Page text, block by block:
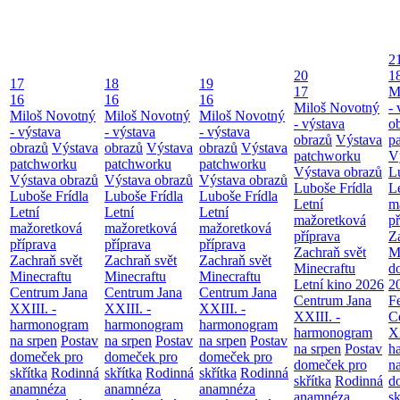
17
16
Miloš Novotný
- výstava
obrazů Výstava
patchworku
Výstava obrazů
Luboše Frídla
Letní
mažoretková
příprava
Zachraň svět
Minecraftu
Centrum Jana
XXIII. -
harmonogram
na srpen Postav
domeček pro
skřítka Rodinná
anamnéza
18
16
Miloš Novotný
- výstava
obrazů Výstava
patchworku
Výstava obrazů
Luboše Frídla
Letní
mažoretková
příprava
Zachraň svět
Minecraftu
Centrum Jana
XXIII. -
harmonogram
na srpen Postav
domeček pro
skřítka Rodinná
anamnéza
19
16
Miloš Novotný
- výstava
obrazů Výstava
patchworku
Výstava obrazů
Luboše Frídla
Letní
mažoretková
příprava
Zachraň svět
Minecraftu
Centrum Jana
XXIII. -
harmonogram
na srpen Postav
domeček pro
skřítka Rodinná
anamnéza
20
17
Miloš Novotný
- výstava
obrazů Výstava
patchworku
Výstava obrazů
Luboše Frídla
Letní
mažoretková
příprava
Zachraň svět
Minecraftu
Letní kino 2026
Centrum Jana
XXIII. -
harmonogram
na srpen Postav
domeček pro
skřítka Rodinná
-